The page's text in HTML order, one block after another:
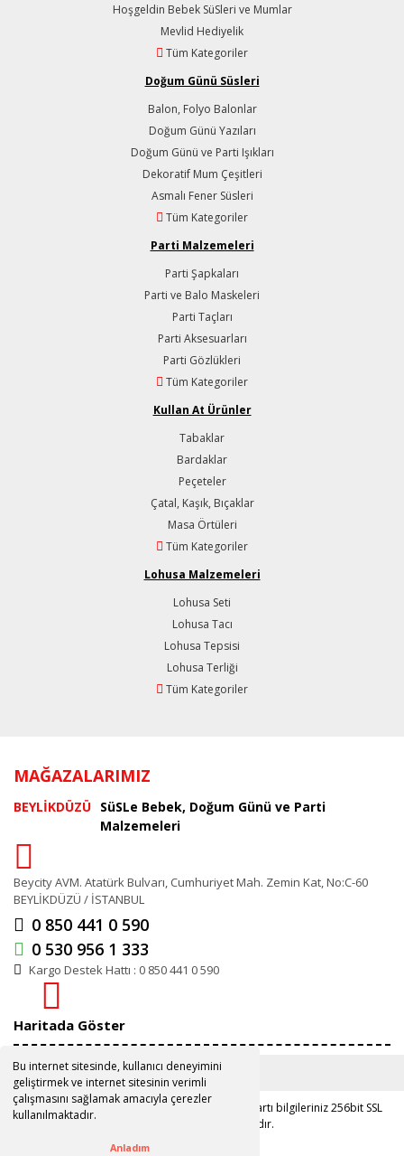
Bu internet sitesinde, kullanıcı deneyimini
geliştirmek ve internet sitesinin verimli
çalışmasını sağlamak amacıyla çerezler
kullanılmaktadır.
Anladım
Hoşgeldin Bebek SüSleri ve Mumlar
Mevlid Hediyelik
Tüm Kategoriler
Doğum Günü Süsleri
Balon, Folyo Balonlar
Doğum Günü Yazıları
Doğum Günü ve Parti Işıkları
Dekoratif Mum Çeşitleri
Asmalı Fener Süsleri
Tüm Kategoriler
Parti Malzemeleri
Parti Şapkaları
Parti ve Balo Maskeleri
Parti Taçları
Parti Aksesuarları
Parti Gözlükleri
Tüm Kategoriler
Kullan At Ürünler
Tabaklar
Bardaklar
Peçeteler
Çatal, Kaşık, Bıçaklar
Masa Örtüleri
Tüm Kategoriler
Lohusa Malzemeleri
Lohusa Seti
Lohusa Tacı
Lohusa Tepsisi
Lohusa Terliği
Tüm Kategoriler
MAĞAZALARIMIZ
BEYLİKDÜZÜ SüSLe Bebek, Doğum Günü ve Parti
Malzemeleri
Beycity AVM. Atatürk Bulvarı, Cumhuriyet Mah. Zemin Kat, No:C-60
BEYLİKDÜZÜ / İSTANBUL
0 850 441 0 590
0 530 956 1 333
Kargo Destek Hattı : 0 850 441 0 590
Haritada Göster
Copyright 2019 ©www.susle.com.tr
Kredi kartı bilgileriniz 256bit SSL
sertifikası ile korunmaktadır.